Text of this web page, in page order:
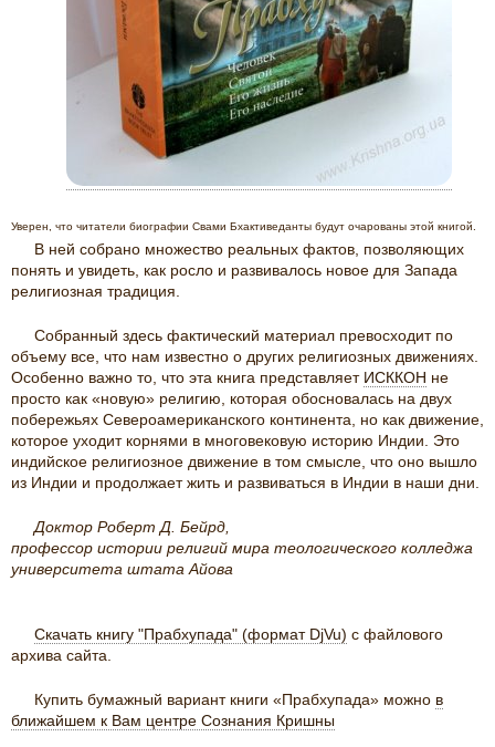
Уверен, что читатели биографии Свами Бхактиведанты будут очарованы этой книгой.
В ней собрано множество реальных фактов, позволяющих
понять и увидеть, как росло и развивалось новое для Запада
религиозная традиция.
Собранный здесь фактический материал превосходит по
объему все, что нам известно о других религиозных движениях.
Особенно важно то, что эта книга представляет ИСККОН не
просто как «новую» религию, которая обосновалась на двух
побережьях Североамериканского континента, но как движение,
которое уходит корнями в многовековую историю Индии. Это
индийское религиозное движение в том смысле, что оно вышло
из Индии и продолжает жить и развиваться в Индии в наши дни.
Доктор Роберт Д. Бейрд,
профессор истории религий мира теологического колледжа
университета штата Айова
Скачать книгу "Прабхупада" (формат DjVu) c файлового
архива сайта.
Купить бумажный вариант книги «Прабхупада» можно в
ближайшем к Вам центре Сознания Кришны